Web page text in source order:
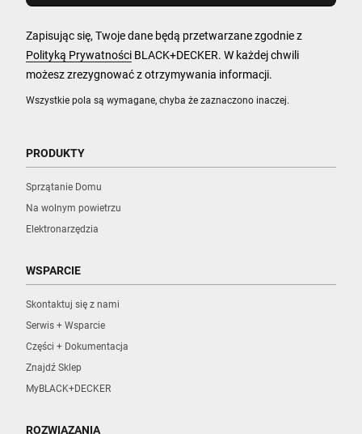
Wszystkie pola są wymagane, chyba że zaznaczono inaczej.
Zapisując się, Twoje dane będą przetwarzane zgodnie z
Polityką Prywatności BLACK+DECKER. W każdej chwili
możesz zrezygnować z otrzymywania informacji.
PRODUKTY
Sprzątanie Domu
Na wolnym powietrzu
Elektronarzędzia
WSPARCIE
Skontaktuj się z nami
Serwis + Wsparcie
Części + Dokumentacja
Znajdź Sklep
MyBLACK+DECKER
ROZWIĄZANIA